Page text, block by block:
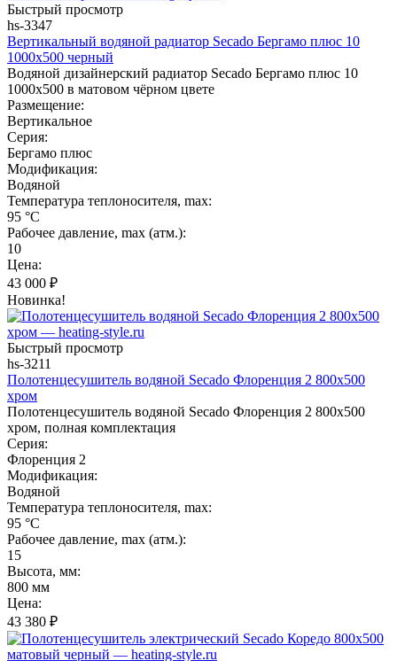
Быстрый просмотр
hs-3347
Вертикальный водяной радиатор Secado Бергамо плюс 10
1000x500 черный
Водяной дизайнерский радиатор Secado Бергамо плюс 10
1000x500 в матовом чёрном цвете
Размещение:
Вертикальное
Серия:
Бергамо плюс
Модификация:
Водяной
Температура теплоносителя, max:
95 °C
Рабочее давление, max (атм.):
10
Цена:
43 000 ₽
Новинка!
Быстрый просмотр
hs-3211
Полотенцесушитель водяной Secado Флоренция 2 800x500
хром
Полотенцесушитель водяной Secado Флоренция 2 800x500
хром, полная комплектация
Серия:
Флоренция 2
Модификация:
Водяной
Температура теплоносителя, max:
95 °C
Рабочее давление, max (атм.):
15
Высота, мм:
800 мм
Цена:
43 380 ₽